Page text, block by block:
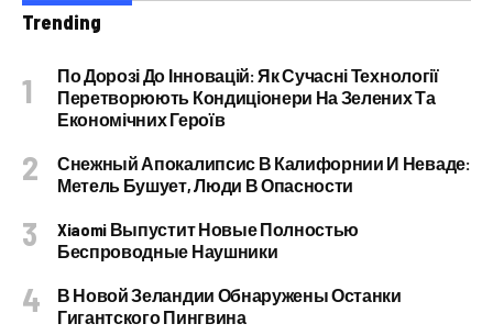
Trending
По Дорозі До Інновацій: Як Сучасні Технології
Перетворюють Кондиціонери На Зелених Та
Економічних Героїв
Снежный Апокалипсис В Калифорнии И Неваде:
Метель Бушует, Люди В Опасности
Xiaomi Выпустит Новые Полностью
Беспроводные Наушники
В Новой Зеландии Обнаружены Останки
Гигантского Пингвина